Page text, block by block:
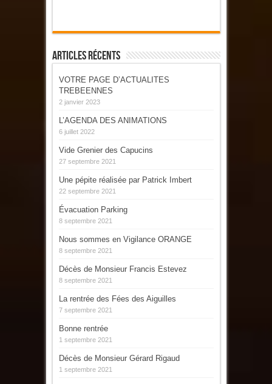
Articles Récents
VOTRE PAGE D’ACTUALITES
TREBEENNES
2 janvier 2023
L’AGENDA DES ANIMATIONS
6 juillet 2022
Vide Grenier des Capucins
27 septembre 2021
Une pépite réalisée par Patrick Imbert
22 septembre 2021
Évacuation Parking
8 septembre 2021
Nous sommes en Vigilance ORANGE
8 septembre 2021
Décès de Monsieur Francis Estevez
8 septembre 2021
La rentrée des Fées des Aiguilles
7 septembre 2021
Bonne rentrée
1 septembre 2021
Décès de Monsieur Gérard Rigaud
1 septembre 2021